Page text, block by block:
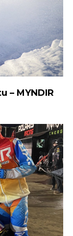
– MYNDIR